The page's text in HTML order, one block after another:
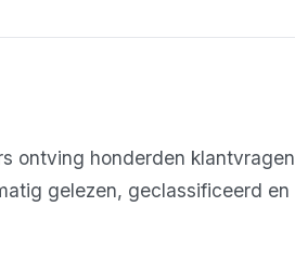
ontving honderden klantvragen
gelezen, geclassificeerd en